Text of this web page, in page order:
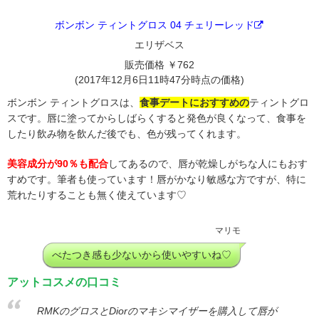
ボンボン ティントグロス 04 チェリーレッド
エリザベス
販売価格 ￥762
(2017年12月6日11時47分時点の価格)
ボンボン ティントグロスは、 食事デートにおすすめのティントグロ
スです。唇に塗ってからしばらくすると発色が良くなって、食事を
したり飲み物を飲んだ後でも、色が残ってくれます。
美容成分が90％も配合してあるので、唇が乾燥しがちな人にもおす
すめです。筆者も使っています！唇がかなり敏感な方ですが、特に
荒れたりすることも無く使えています♡
マリモ
べたつき感も少ないから使いやすいね♡
アットコスメの口コミ
RMKのグロスとDiorのマキシマイザーを購入して唇が